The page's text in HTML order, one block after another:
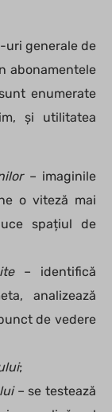
uri generale de
abonamentele
enumerate
și utilitatea
– imaginile
o viteză mai
spațiul de
– identifică
analizează
de vedere
;
– se testează